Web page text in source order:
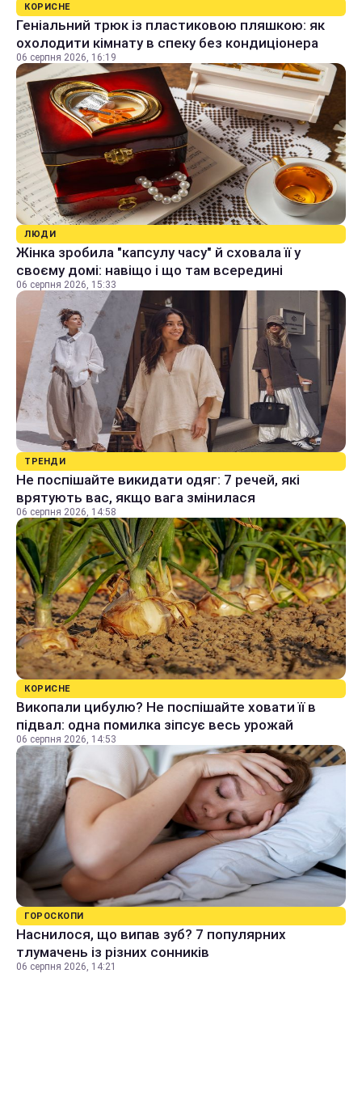
КОРИСНЕ
Геніальний трюк із пластиковою пляшкою: як
охолодити кімнату в спеку без кондиціонера
06 серпня 2026, 16:19
ЛЮДИ
Жінка зробила "капсулу часу" й сховала її у
своєму домі: навіщо і що там всередині
06 серпня 2026, 15:33
ТРЕНДИ
Не поспішайте викидати одяг: 7 речей, які
врятують вас, якщо вага змінилася
06 серпня 2026, 14:58
КОРИСНЕ
Викопали цибулю? Не поспішайте ховати її в
підвал: одна помилка зіпсує весь урожай
06 серпня 2026, 14:53
ГОРОСКОПИ
Наснилося, що випав зуб? 7 популярних
тлумачень із різних сонників
06 серпня 2026, 14:21